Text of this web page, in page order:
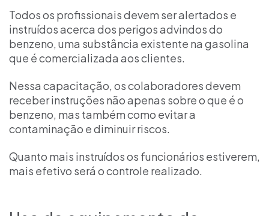
Todos os profissionais devem ser alertados e
instruídos acerca dos perigos advindos do
benzeno, uma substância existente na gasolina
que é comercializada aos clientes.
Nessa capacitação, os colaboradores devem
receber instruções não apenas sobre o que é o
benzeno, mas também como evitar a
contaminação e diminuir riscos.
Quanto mais instruídos os funcionários estiverem,
mais efetivo será o controle realizado.